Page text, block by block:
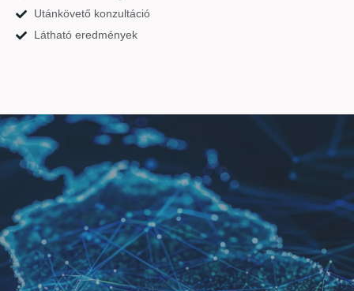
Utánkövető konzultáció
Látható eredmények